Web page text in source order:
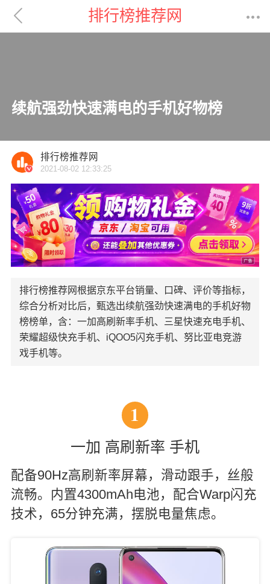
 排行榜推荐网 
续航强劲快速满电的手机好物榜

排行榜推荐网
2021-08-02 12:33:25
排行榜推荐网根据京东平台销量、口碑、评价等指标，
综合分析对比后，甄选出续航强劲快速满电的手机好物
榜榜单，含：一加高刷新率手机、三星快速充电手机、
荣耀超级快充手机、iQOO5闪充手机、努比亚电竞游
戏手机等。
1
一加 高刷新率 手机
配备90Hz高刷新率屏幕，滑动跟手，丝般
流畅。内置4300mAh电池，配合Warp闪充
技术，65分钟充满，摆脱电量焦虑。